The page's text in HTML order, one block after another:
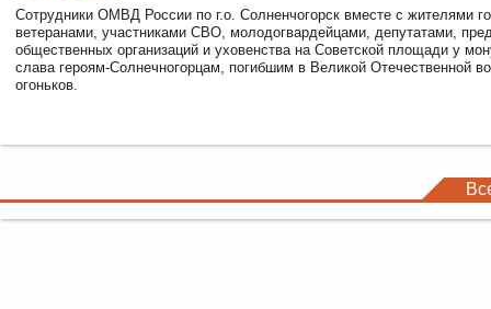
Сотрудники ОМВД России по г.о. Солненчогорск вместе с жителями
ветеранами, участниками СВО, молодогвардейцами, депутатами,
общественных организаций и уховенства на Советской площади у
слава героям-Солнечногорцам, погибшим в Великой Отечественной
огоньков.